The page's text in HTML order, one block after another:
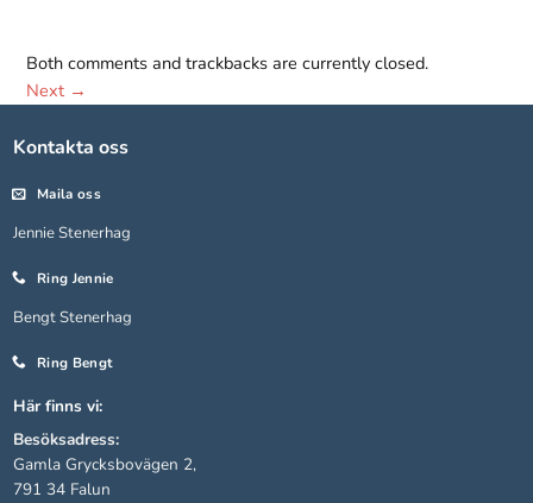
Both comments and trackbacks are currently closed.
Next →
Kontakta oss
Maila oss
Jennie Stenerhag
Ring Jennie
Bengt Stenerhag
Ring Bengt
Här finns vi:
Besöksadress:
Gamla Grycksbovägen 2,
791 34 Falun
Nödvändiga
Dessa kakor
välja bort.
för att
över huvud
fungera.
Statistik
kunna
förbättra
hemsidans
funktionalitet